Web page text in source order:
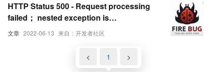
文章 2022-06-13 来自：开发者社区
HTTP Status 500 - Request processing
failed； nested exception is
org.apache.ibatis.binding.BindingEx
< 1 >